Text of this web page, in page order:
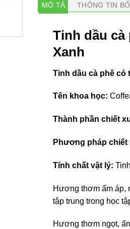
MÔ TẢ THÔNG TIN
Tinh dầu cà
Xanh
Tinh dầu cà phê có
Tên khoa học:
Thành phần chiết
Phương pháp chiết
Tính chất vật lý:
Hương thơm ấm áp,
tập trung trong học
Hương thơm ngọt,